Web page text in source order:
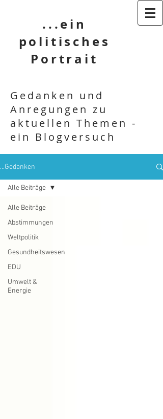
...ein
politisches
Portrait
Gedanken und
Anregungen zu
aktuellen Themen -
ein Blogversuch
...Gedanken
Alle Beiträge
Abstimmungen
Weltpolitik
Gesundheitswesen
EDU
Umwelt &
Energie
Alle Beiträge